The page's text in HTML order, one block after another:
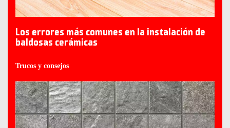
Los errores más comunes en la instalación de
baldosas cerámicas
Trucos y consejos